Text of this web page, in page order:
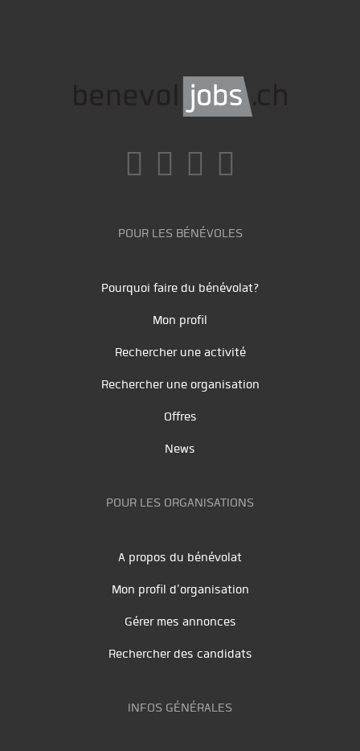
POUR LES BÉNÉVOLES
Pourquoi faire du bénévolat?
Mon profil
Rechercher une activité
Rechercher une organisation
Offres
News
POUR LES ORGANISATIONS
A propos du bénévolat
Mon profil d'organisation
Gérer mes annonces
Rechercher des candidats
INFOS GÉNÉRALES